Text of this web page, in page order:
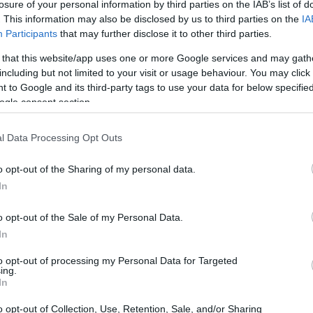
of your personal information by third parties on the IAB’s list of
This information may also be disclosed by us to third parties on the
Participants that may further disclose it to other third parties.
that this website/app uses one or more Google services and may
but not limited to your visit or usage behaviour. You may
to Google and its third-party tags to use your data for below
consent section.
Data Processing Opt Outs
opt-out of the Sharing of my personal data.
opt-out of the Sale of my Personal Data.
opt-out of processing my Personal Data for Targeted
opt-out of Collection, Use, Retention, Sale, and/or Sharing
02
Gp di Miami: Antonelli in pole,
Norris trionfa nella sprint e colpi
di scena per le penalità
Antonelli parte davanti, Norris domina la sprint e
track limits scuotono la classifica
MOTORI